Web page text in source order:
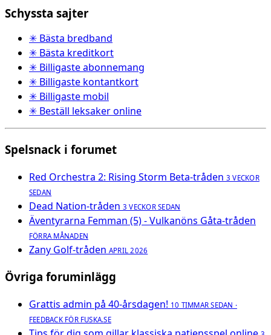
Schyssta sajter
✳ Bästa bredband
✳ Bästa kreditkort
✳ Billigaste abonnemang
✳ Billigaste kontantkort
✳ Billigaste mobil
✳ Beställ leksaker online
Spelsnack i forumet
Red Orchestra 2: Rising Storm Beta-tråden 3 VECKOR
SEDAN
Dead Nation-tråden 3 VECKOR SEDAN
Äventyrarna Femman (5) - Vulkanöns Gåta-tråden
FÖRRA MÅNADEN
Zany Golf-tråden APRIL 2026
Övriga foruminlägg
Grattis admin på 40-årsdagen! 10 TIMMAR SEDAN ·
FEEDBACK FÖR FUSKA.SE